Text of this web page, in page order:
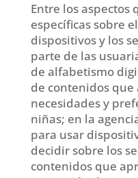
Entre los aspectos
específicas sobre
dispositivos y los
parte de las
de alfabetismo
de contenidos
necesidades y
niñas; en la
para usar
decidir sobre los
contenidos que